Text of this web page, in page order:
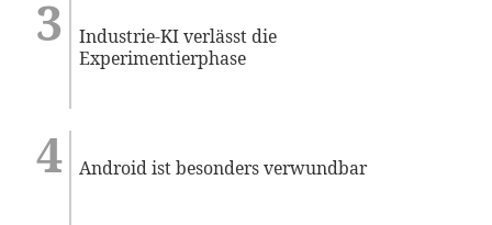
Industrie-KI verlässt die
Experimentierphase
Android ist besonders verwundbar